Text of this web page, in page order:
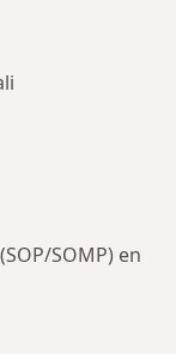
SOMP) en